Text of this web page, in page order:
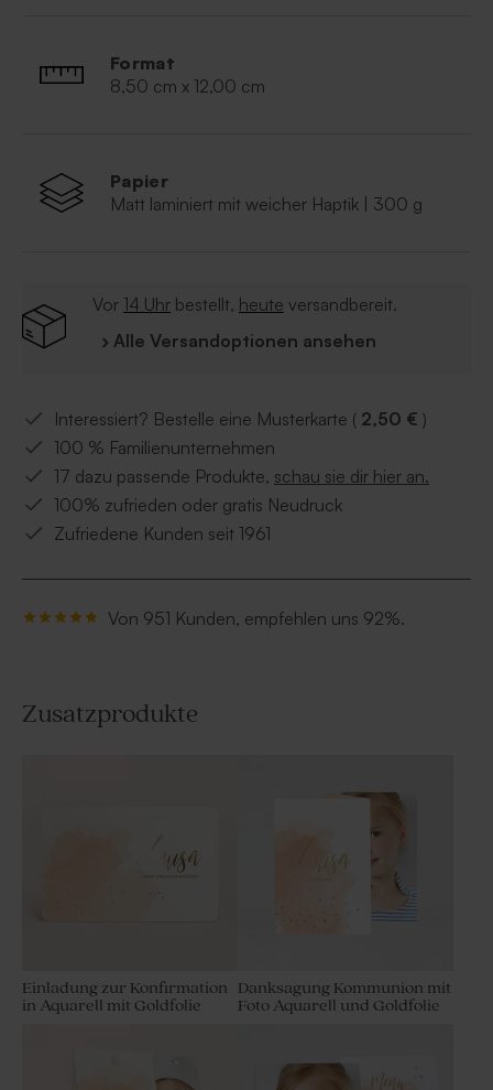
Hinweis: Bestellen Sie Produkte mit Folie heute,
werden diese spätestens am nächsten Werktag
Format
8,50 cm x 12,00 cm
Papier
Matt laminiert mit weicher Haptik | 300 g
Vor 14 Uhr bestellt, heute versandbereit.
› Alle Versandoptionen ansehen
Interessiert? Bestelle eine Musterkarte ( 2,50 € )
100 % Familienunternehmen
17 dazu passende Produkte, schau sie dir hier an.
100% zufrieden oder gratis Neudruck
Zufriedene Kunden seit 1961
Von 951 Kunden, empfehlen uns 92%.
Zusatzprodukte
Einladung zur Konfirmation
in Aquarell mit Goldfolie
Danksagung Kommunion mit
Foto Aquarell und Goldfolie